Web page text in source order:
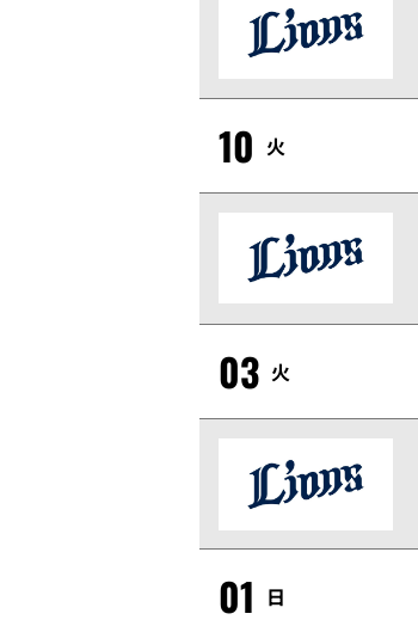
10 火
03 火
01 日